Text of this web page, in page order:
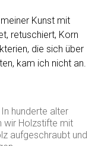
Kunst mit
retuschiert, Korn
die sich über
kam ich nicht an.
hunderte alter
wir Holzstifte mit
aufgeschraubt und